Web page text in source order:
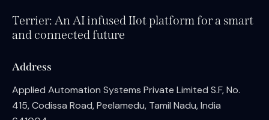
Terrier: An AI infused IIot platform for a smart
and connected future
Address
Applied Automation Systems Private Limited S.F, No.
415, Codissa Road, Peelamedu, Tamil Nadu, India